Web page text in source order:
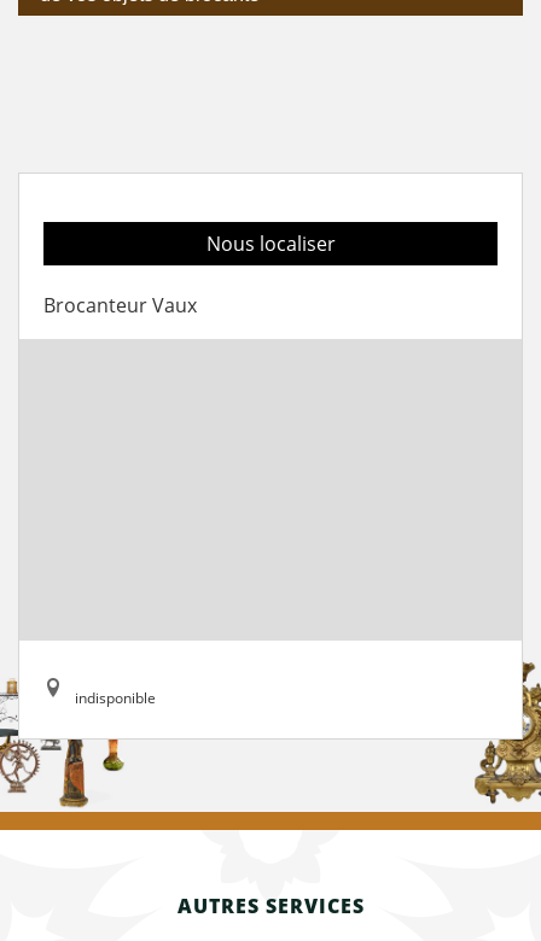
Nous localiser
Brocanteur Vaux
indisponible
AUTRES SERVICES